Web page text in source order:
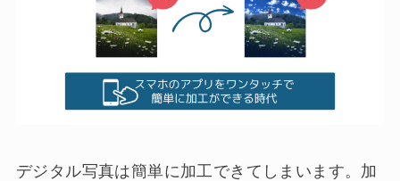
デジタル写真は簡単に加工できてしまいます。加